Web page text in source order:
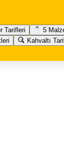
Tarifleri 5
Kahvaltı